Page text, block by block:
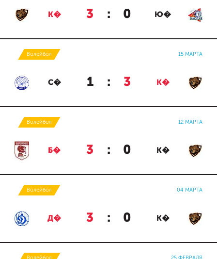
К� 3 : 0 Ю�
Волейбол 15 МАРТА
С� 1 : 3 К�
Волейбол 12 МАРТА
Б� 3 : 0 К�
Волейбол 04 МАРТА
Д� 3 : 0 К�
Волейбол 25 ФЕВРАЛЯ